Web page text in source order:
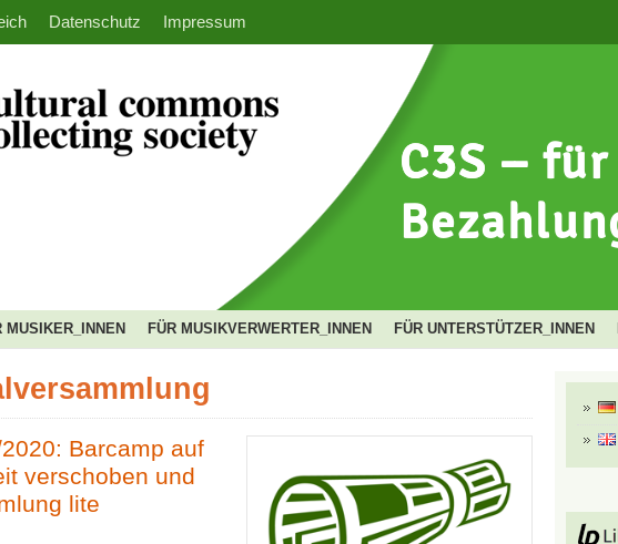
Datenschutz Impressum
MUSIKER_INNEN FÜR MUSIKVERWERTER_INNEN FÜR UNTERSTÜTZER_INNEN
Barcamp auf
verschoben und
lite